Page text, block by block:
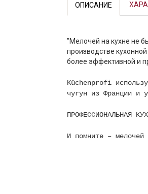
ОПИСАНИЕ
”Мелочей на кухне не
производстве
более эффективной и
Küchenprofi
чугун из Франции и
ПРОФЕССИОНАЛЬНАЯ
И помните –